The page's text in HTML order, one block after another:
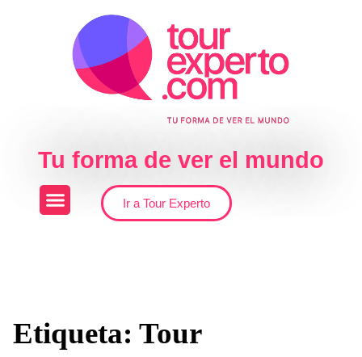
Tu forma de ver el mundo
Ir a Tour Experto
Etiqueta: Tour